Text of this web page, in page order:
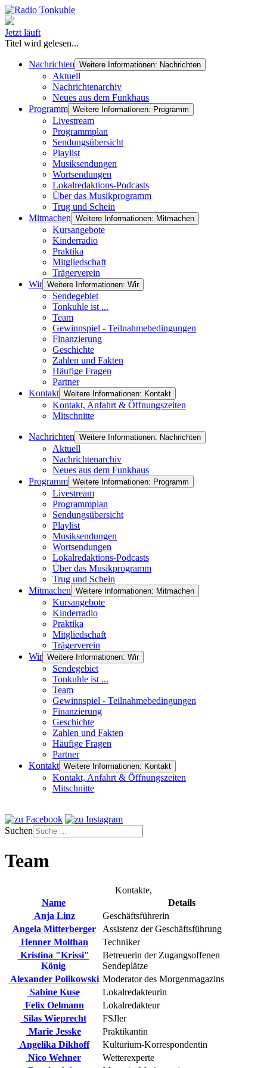
Jetzt läuft
Titel wird gelesen...
Nachrichten Weitere Informationen: Nachrichten
Aktuell
Nachrichtenarchiv
Neues aus dem Funkhaus
Programm Weitere Informationen: Programm
Livestream
Programmplan
Sendungsübersicht
Playlist
Musiksendungen
Wortsendungen
Lokalredaktions-Podcasts
Über das Musikprogramm
Trug und Schein
Mitmachen Weitere Informationen: Mitmachen
Kursangebote
Kinderradio
Praktika
Mitgliedschaft
Trägerverein
Wir Weitere Informationen: Wir
Sendegebiet
Tonkuhle ist ...
Team
Gewinnspiel - Teilnahmebedingungen
Finanzierung
Geschichte
Zahlen und Fakten
Häufige Fragen
Partner
Kontakt Weitere Informationen: Kontakt
Kontakt, Anfahrt & Öffnungszeiten
Mitschnitte
Nachrichten Weitere Informationen: Nachrichten
Aktuell
Nachrichtenarchiv
Neues aus dem Funkhaus
Programm Weitere Informationen: Programm
Livestream
Programmplan
Sendungsübersicht
Playlist
Musiksendungen
Wortsendungen
Lokalredaktions-Podcasts
Über das Musikprogramm
Trug und Schein
Mitmachen Weitere Informationen: Mitmachen
Kursangebote
Kinderradio
Praktika
Mitgliedschaft
Trägerverein
Wir Weitere Informationen: Wir
Sendegebiet
Tonkuhle ist ...
Team
Gewinnspiel - Teilnahmebedingungen
Finanzierung
Geschichte
Zahlen und Fakten
Häufige Fragen
Partner
Kontakt Weitere Informationen: Kontakt
Kontakt, Anfahrt & Öffnungszeiten
Mitschnitte
Suchen
Team
Kontakte,
Name
Details
Anja Linz
Geschäftsführerin
Angela Mitterberger
Assistenz der Geschäftsführung
Henner Molthan
Techniker
Kristina "Krissi"
König
Betreuerin der Zugangsoffenen
Sendeplätze
Alexander Polikowski Moderator des Morgenmagazins
Sabine Kuse
Lokalredakteurin
Felix Oelmann
Lokalredakteur
Silas Wieprecht
FSJler
Marie Jesske
Praktikantin
Angelika Dikhoff
Kulturium-Korrespondentin
Nico Wehner
Wetterexperte